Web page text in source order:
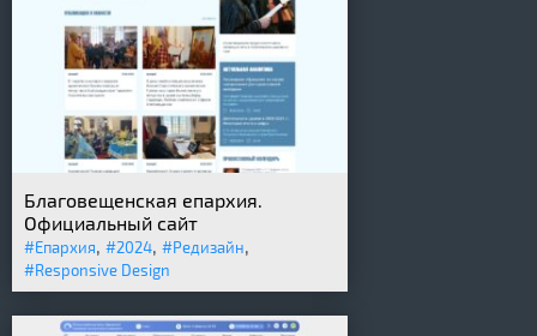
Благовещенская епархия.
Официальный сайт
#Епархия, #2024, #Редизайн,
#Responsive Design